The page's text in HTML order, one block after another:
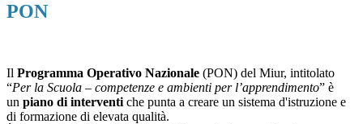
PON
Il Programma Operativo Nazionale (PON) del Miur, intitolato
“Per la Scuola – competenze e ambienti per l’apprendimento” è
un piano di interventi che punta a creare un sistema d'istruzione e
di formazione di elevata qualità.